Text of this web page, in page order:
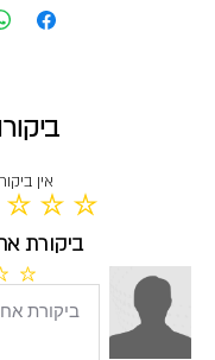
אין
אין עדיין דירוגים
ביקורת